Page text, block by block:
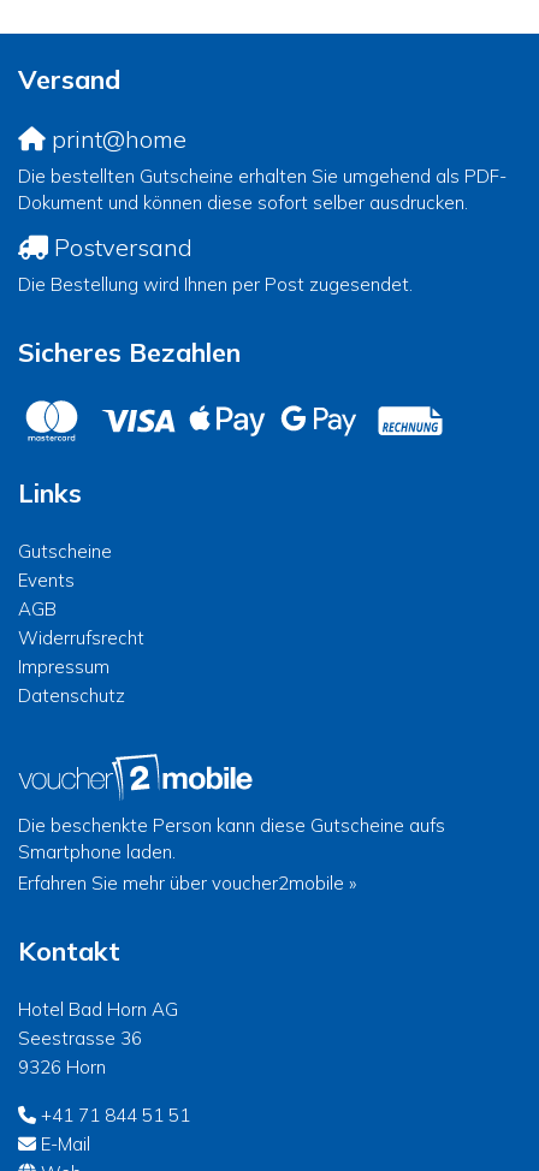
Versand
print@home
Die bestellten Gutscheine erhalten Sie umgehend als PDF-
Dokument und können diese sofort selber ausdrucken.
Postversand
Die Bestellung wird Ihnen per Post zugesendet.
Sicheres Bezahlen
Links
Gutscheine
Events
AGB
Widerrufsrecht
Impressum
Datenschutz
Die beschenkte Person kann diese Gutscheine aufs
Smartphone laden.
Erfahren Sie mehr über voucher2mobile »
Kontakt
Hotel Bad Horn AG
Seestrasse 36
9326 Horn
+41 71 844 51 51
E-Mail